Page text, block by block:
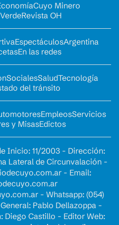
Cuyo Minero
Revista OH
EspectáculosArgentina
En las redes
SocialesSaludTecnología
del tránsito
EmpleosServicios
y MisasEdictos
Inicio: 11/2003 - Dirección:
Lateral de Circunvalación -
- Email:
- Whatsapp: (054)
Pablo Dellazoppa -
Diego Castillo - Editor Web: